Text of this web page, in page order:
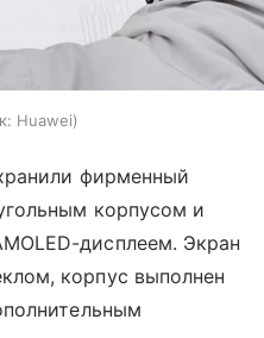
Huawei
фирменный
корпусом и
дисплеем. Экран
корпус выполнен